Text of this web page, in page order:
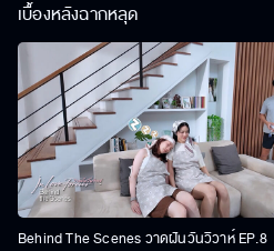
เบื้องหลังฉากหลุด
Behind The Scenes วาดฝันวันวิวาห์ EP.8